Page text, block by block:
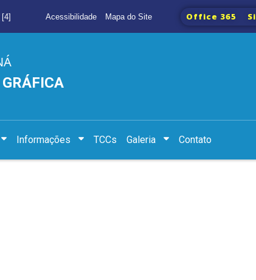
[4] Acessibilidade Mapa do Site Office 365
Informações TCCs Galeria Contato